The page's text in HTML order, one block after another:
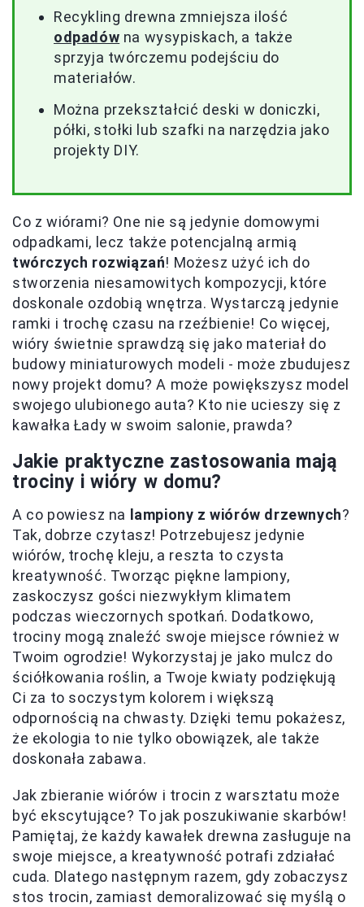
Recykling drewna zmniejsza ilość
odpadów na wysypiskach, a także
sprzyja twórczemu podejściu do
materiałów.
Można przekształcić deski w doniczki,
półki, stołki lub szafki na narzędzia jako
projekty DIY.
Co z wiórami? One nie są jedynie domowymi
odpadkami, lecz także potencjalną armią
twórczych rozwiązań! Możesz użyć ich do
stworzenia niesamowitych kompozycji, które
doskonale ozdobią wnętrza. Wystarczą jedynie
ramki i trochę czasu na rzeźbienie! Co więcej,
wióry świetnie sprawdzą się jako materiał do
budowy miniaturowych modeli - może zbudujesz
nowy projekt domu? A może powiększysz model
swojego ulubionego auta? Kto nie ucieszy się z
kawałka Łady w swoim salonie, prawda?
Jakie praktyczne zastosowania mają
trociny i wióry w domu?
A co powiesz na lampiony z wiórów drzewnych?
Tak, dobrze czytasz! Potrzebujesz jedynie
wiórów, trochę kleju, a reszta to czysta
kreatywność. Tworząc piękne lampiony,
zaskoczysz gości niezwykłym klimatem
podczas wieczornych spotkań. Dodatkowo,
trociny mogą znaleźć swoje miejsce również w
Twoim ogrodzie! Wykorzystaj je jako mulcz do
ściółkowania roślin, a Twoje kwiaty podziękują
Ci za to soczystym kolorem i większą
odpornością na chwasty. Dzięki temu pokażesz,
że ekologia to nie tylko obowiązek, ale także
doskonała zabawa.
Jak zbieranie wiórów i trocin z warsztatu może
być ekscytujące? To jak poszukiwanie skarbów!
Pamiętaj, że każdy kawałek drewna zasługuje na
swoje miejsce, a kreatywność potrafi zdziałać
cuda. Dlatego następnym razem, gdy zobaczysz
stos trocin, zamiast demoralizować się myślą o